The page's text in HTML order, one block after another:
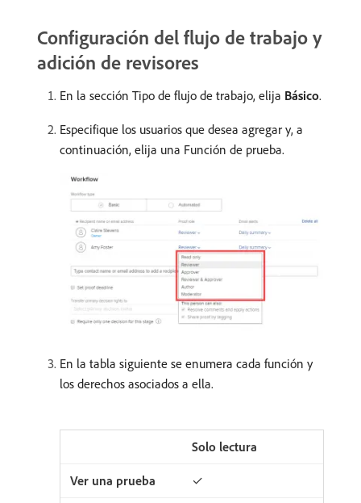
Configuración del flujo de trabajo y
adición de revisores
En la sección Tipo de flujo de trabajo, elija Básico.
Especifique los usuarios que desea agregar y, a
continuación, elija una Función de prueba.
En la tabla siguiente se enumera cada función y
los derechos asociados a ella.
Solo lectura
✓